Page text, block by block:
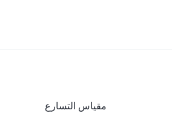
مقياس التسارع